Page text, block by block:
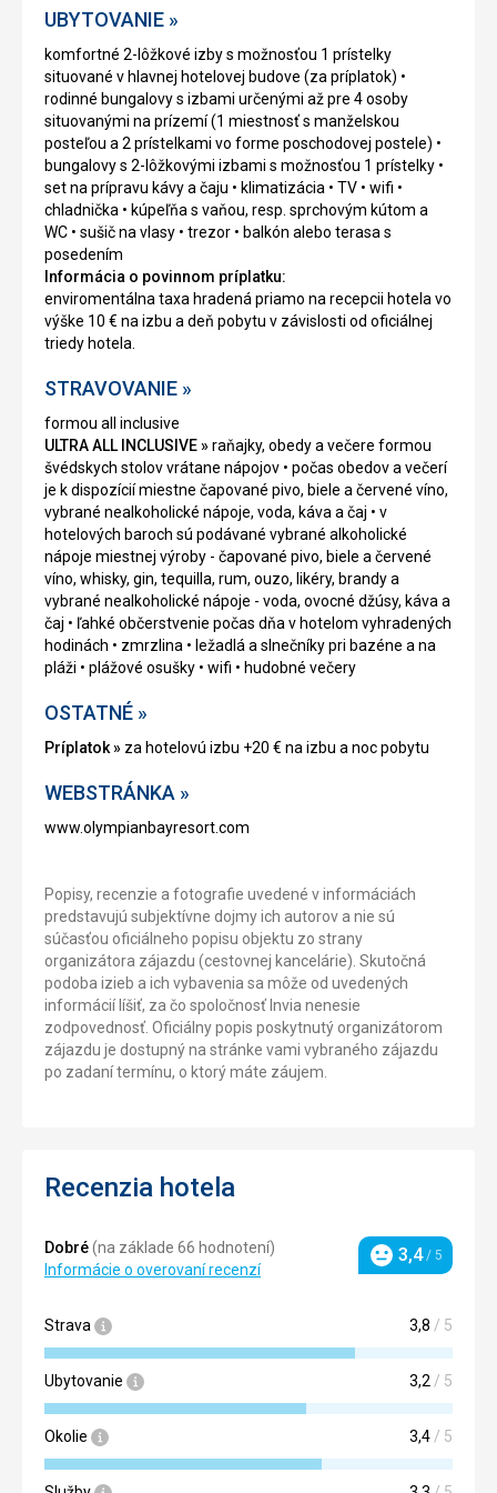
UBYTOVANIE »
komfortné 2-lôžkové izby s možnosťou 1 prístelky
situované v hlavnej hotelovej budove (za príplatok) •
rodinné bungalovy s izbami určenými až pre 4 osoby
situovanými na prízemí (1 miestnosť s manželskou
posteľou a 2 prístelkami vo forme poschodovej postele) •
bungalovy s 2-lôžkovými izbami s možnosťou 1 prístelky •
set na prípravu kávy a čaju • klimatizácia • TV • wifi •
chladnička • kúpeľňa s vaňou, resp. sprchovým kútom a
WC • sušič na vlasy • trezor • balkón alebo terasa s
posedením
Informácia o povinnom príplatku:
enviromentálna taxa hradená priamo na recepcii hotela vo
výške 10 € na izbu a deň pobytu v závislosti od oficiálnej
triedy hotela.
STRAVOVANIE »
formou all inclusive
ULTRA ALL INCLUSIVE »raňajky, obedy a večere formou
švédskych stolov vrátane nápojov • počas obedov a večerí
je k dispozícií miestne čapované pivo, biele a červené víno,
vybrané nealkoholické nápoje, voda, káva a čaj • v
hotelových baroch sú podávané vybrané alkoholické
nápoje miestnej výroby - čapované pivo, biele a červené
víno, whisky, gin, tequilla, rum, ouzo, likéry, brandy a
vybrané nealkoholické nápoje - voda, ovocné džúsy, káva a
čaj • ľahké občerstvenie počas dňa v hotelom vyhradených
hodinách • zmrzlina • ležadlá a slnečníky pri bazéne a na
pláži • plážové osušky • wifi • hudobné večery
OSTATNÉ »
Príplatok » za hotelovú izbu +20 € na izbu a noc pobytu
WEBSTRÁNKA »
www.olympianbayresort.com
Popisy, recenzie a fotografie uvedené v informáciách
predstavujú subjektívne dojmy ich autorov a nie sú
súčasťou oficiálneho popisu objektu zo strany
organizátora zájazdu (cestovnej kancelárie). Skutočná
podoba izieb a ich vybavenia sa môže od uvedených
informácií líšiť, za čo spoločnosť Invia nenesie
zodpovednosť. Oficiálny popis poskytnutý organizátorom
zájazdu je dostupný na stránke vami vybraného zájazdu
po zadaní termínu, o ktorý máte záujem.
Recenzia hotela
Dobré(na základe 66 hodnotení)
Informácie o overovaní recenzí
Hodnotenie
3,4/ 5
Strava 3,8 / 5
Ubytovanie 3,2/ 5
Okolie 3,4/ 5